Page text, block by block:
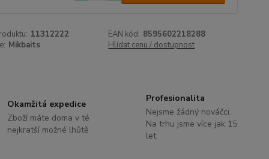
11312222 EAN kód: 8595602218288
Mikbaits Hlídat cenu / dostupnost
Okamžitá expedice
Zboží máte doma v té
nejkratší možné lhůtě
Profesionalita
Nejsme žádný nováčci.
Na trhu jsme více jak 15
let.